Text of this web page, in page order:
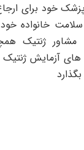
پزشک خود برای
خانواده
ژنتیک
آزمایش ژنتیک